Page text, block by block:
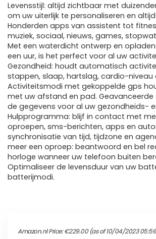
Levensstijl: altijd zichtbaar met
om uw uiterlijk te personaliseren en
Honderden apps van assistent tot
muziek, sociaal, nieuws, games,
Met een waterdicht ontwerp en
een uur, is het perfect voor al uw
Gezondheid: houdt automatisch
stappen, slaap, hartslag, cardio-niveau
Activiteitsmodi met gekoppelde gps
met uw afstand en pad. Geavanceerde
de gegevens voor al uw gezondheids-
Hulpprogramma: blijf in contact met
oproepen, sms-berichten, apps en
synchronisatie van tijd, tijdzone en
meer een oproep: beantwoord en bel
horloge wanneer uw telefoon buiten
Optimaliseer de levensduur van uw
batterijmodi.
Amazon.nl Price:€229.00(as of 10/04/2023 05:56